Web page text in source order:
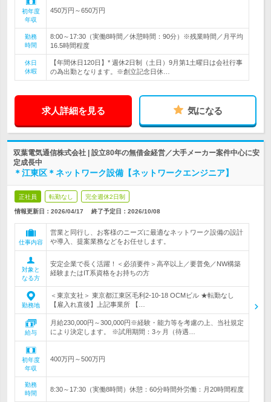
初年度
年収
450万円～650万円
勤務
時間
8:00～17:30（実働8時間／休憩時間：90分）※残業時間／月平均
16.5時間程度
休日
休暇
【年間休日120日】* 週休2日制（土日）9月第1土曜日は会社行事
の為出勤となります。※創立記念日休…
求人詳細を見る 気になる
双葉電気通信株式会社 | 設立80年の無借金経営／大手メーカー案件中心に安
定成長中
＊江東区＊ネットワーク設備【ネットワークエンジニア】
正社員 転勤なし 完全週休2日制
情報更新日：2026/04/17 終了予定日： 2026/10/08
仕事内容
営業と同行し、お客様のニーズに最適なネットワーク設備の設計
や導入、提案業務などをお任せします。
対象と
なる方
安定企業で長く活躍！＜必須要件＞高卒以上／要普免／NW構築
経験またはIT系資格をお持ちの方
勤務地
＜東京支社＞ 東京都江東区毛利2-10-18 OCMビル ★転勤なし
【雇入れ直後】上記事業所 【…
給与
月給230,000円～300,000円※経験・能力等を考慮の上、当社規定
により決定します。 ※試用期間：3ヶ月（待遇…
初年度
年収
400万円～500万円
勤務
時間
8:30～17:30（実働8時間）休憩：60分時間外労働：月20時間程度